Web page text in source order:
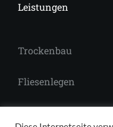
Leistungen
Trockenbau
Fliesenlegen